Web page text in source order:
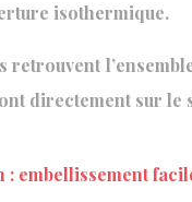
isothermique.
retrouvent
directement sur
embellissement